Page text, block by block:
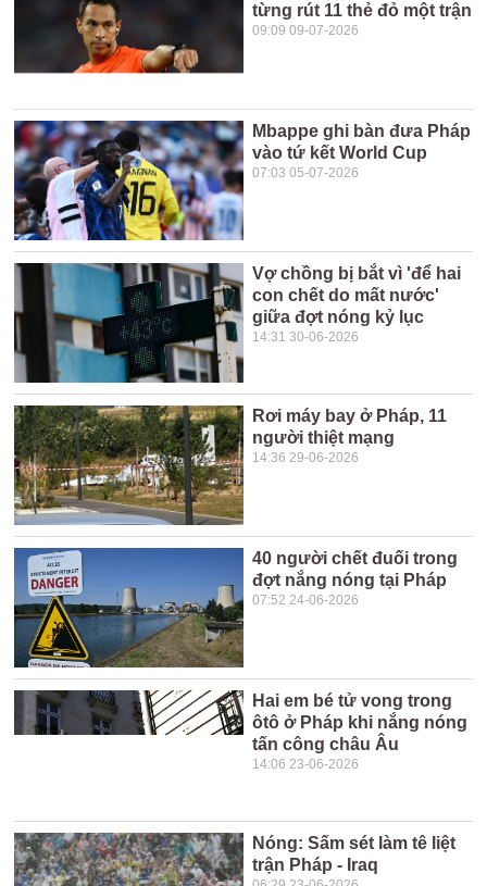
từng rút 11 thẻ đỏ một trận
09:09 09-07-2026
Mbappe ghi bàn đưa Pháp
vào tứ kết World Cup
07:03 05-07-2026
Vợ chồng bị bắt vì 'để hai
con chết do mất nước'
giữa đợt nóng kỷ lục
14:31 30-06-2026
Rơi máy bay ở Pháp, 11
người thiệt mạng
14:36 29-06-2026
40 người chết đuối trong
đợt nắng nóng tại Pháp
07:52 24-06-2026
Hai em bé tử vong trong
ôtô ở Pháp khi nắng nóng
tấn công châu Âu
14:06 23-06-2026
Nóng: Sấm sét làm tê liệt
trận Pháp - Iraq